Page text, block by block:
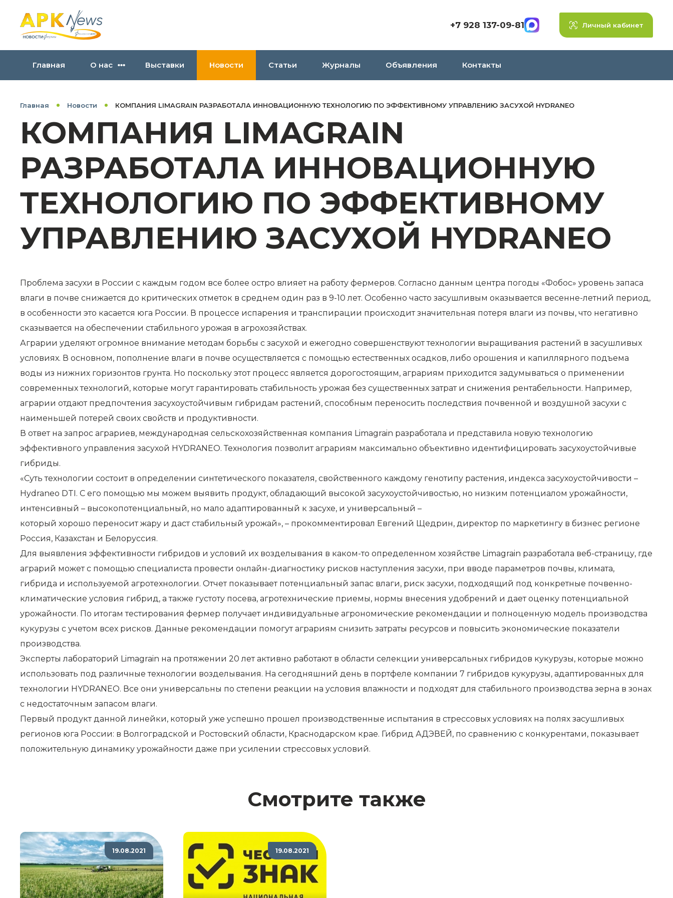
+7 928 137-09-81 Личный кабинет
Главная О нас Выставки Новости Статьи Журналы Объявления Контакты
Главная Новости КОМПАНИЯ LIMAGRAIN РАЗРАБОТАЛА ИННОВАЦИОННУЮ ТЕХНОЛОГИЮ ПО ЭФФЕКТИВНОМУ УПРАВЛЕНИЮ ЗАСУХОЙ HYDRANEO
КОМПАНИЯ LIMAGRAIN
РАЗРАБОТАЛА ИННОВАЦИОННУЮ
ТЕХНОЛОГИЮ ПО ЭФФЕКТИВНОМУ
УПРАВЛЕНИЮ ЗАСУХОЙ HYDRANEO
Проблема засухи в России с каждым годом все более остро влияет на работу фермеров. Согласно данным центра погоды «Фобос» уровень запаса
влаги в почве снижается до критических отметок в среднем один раз в 9-10 лет. Особенно часто засушливым оказывается весенне-летний период,
в особенности это касается юга России. В процессе испарения и транспирации происходит значительная потеря влаги из почвы, что негативно
сказывается на обеспечении стабильного урожая в агрохозяйствах.
Аграрии уделяют огромное внимание методам борьбы с засухой и ежегодно совершенствуют технологии выращивания растений в засушливых
условиях. В основном, пополнение влаги в почве осуществляется с помощью естественных осадков, либо орошения и капиллярного подъема
воды из нижних горизонтов грунта. Но поскольку этот процесс является дорогостоящим, аграриям приходится задумываться о применении
современных технологий, которые могут гарантировать стабильность урожая без существенных затрат и снижения рентабельности. Например,
аграрии отдают предпочтения засухоустойчивым гибридам растений, способным переносить последствия почвенной и воздушной засухи с
наименьшей потерей своих свойств и продуктивности.
В ответ на запрос аграриев, международная сельскохозяйственная компания Limagrain разработала и представила новую технологию
эффективного управления засухой HYDRANEO. Технология позволит аграриям максимально объективно идентифицировать засухоустойчивые
гибриды.
«Суть технологии состоит в определении синтетического показателя, свойственного каждому генотипу растения, индекса засухоустойчивости –
Hydraneo DTI. С его помощью мы можем выявить продукт, обладающий высокой засухоустойчивостью, но низким потенциалом урожайности,
интенсивный – высокопотенциальный, но мало адаптированный к засухе, и универсальный –
который хорошо переносит жару и даст стабильный урожай», – прокомментировал Евгений Щедрин, директор по маркетингу в бизнес регионе
Россия, Казахстан и Белоруссия.
Для выявления эффективности гибридов и условий их возделывания в каком-то определенном хозяйстве Limagrain разработала веб-страницу, где
аграрий может с помощью специалиста провести онлайн-диагностику рисков наступления засухи, при вводе параметров почвы, климата,
гибрида и используемой агротехнологии. Отчет показывает потенциальный запас влаги, риск засухи, подходящий под конкретные почвенно-
климатические условия гибрид, а также густоту посева, агротехнические приемы, нормы внесения удобрений и дает оценку потенциальной
урожайности. По итогам тестирования фермер получает индивидуальные агрономические рекомендации и полноценную модель производства
кукурузы с учетом всех рисков. Данные рекомендации помогут аграриям снизить затраты ресурсов и повысить экономические показатели
производства.
Эксперты лабораторий Limagrain на протяжении 20 лет активно работают в области селекции универсальных гибридов кукурузы, которые можно
использовать под различные технологии возделывания. На сегодняшний день в портфеле компании 7 гибридов кукурузы, адаптированных для
технологии HYDRANEO. Все они универсальны по степени реакции на условия влажности и подходят для стабильного производства зерна в зонах
с недостаточным запасом влаги.
Первый продукт данной линейки, который уже успешно прошел производственные испытания в стрессовых условиях на полях засушливых
регионов юга России: в Волгоградской и Ростовский области, Краснодарском крае. Гибрид АДЭВЕЙ, по сравнению с конкурентами, показывает
положительную динамику урожайности даже при усилении стрессовых условий.
Смотрите также
19.08.2021 19.08.2021